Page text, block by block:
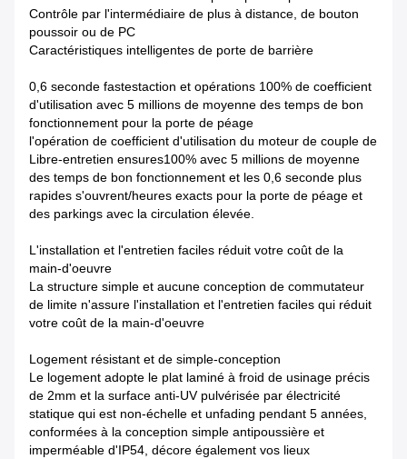
Contrôle par l'intermédiaire de plus à distance, de bouton
poussoir ou de PC
Caractéristiques intelligentes de porte de barrière
0,6 seconde fastestaction et opérations 100% de coefficient
d'utilisation avec 5 millions de moyenne des temps de bon
fonctionnement pour la porte de péage
l'opération de coefficient d'utilisation du moteur de couple de
Libre-entretien ensures100% avec 5 millions de moyenne
des temps de bon fonctionnement et les 0,6 seconde plus
rapides s'ouvrent/heures exacts pour la porte de péage et
des parkings avec la circulation élevée.
L'installation et l'entretien faciles réduit votre coût de la
main-d'oeuvre
La structure simple et aucune conception de commutateur
de limite n'assure l'installation et l'entretien faciles qui réduit
votre coût de la main-d'oeuvre
Logement résistant et de simple-conception
Le logement adopte le plat laminé à froid de usinage précis
de 2mm et la surface anti-UV pulvérisée par électricité
statique qui est non-échelle et unfading pendant 5 années,
conformées à la conception simple antipoussière et
imperméable d'IP54, décore également vos lieux